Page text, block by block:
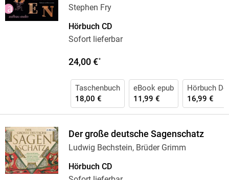
Stephen Fry
Hörbuch CD
Sofort lieferbar
24,00 €*
Taschenbuch
18,00 €
eBook epub
11,99 €
Hörbuch
16,99 €
Der große deutsche Sagenschatz
Ludwig Bechstein, Brüder Grimm
Hörbuch CD